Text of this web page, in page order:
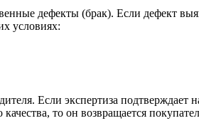
дефекты (брак). Если дефект
условиях:
Если экспертиза
то он возвращается